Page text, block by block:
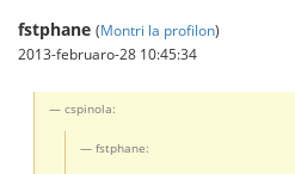
fstphane (Montri la profilon)
2013-februaro-28 10:45:34
cspinola:
fstphane: